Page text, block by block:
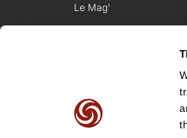
Le Mag'